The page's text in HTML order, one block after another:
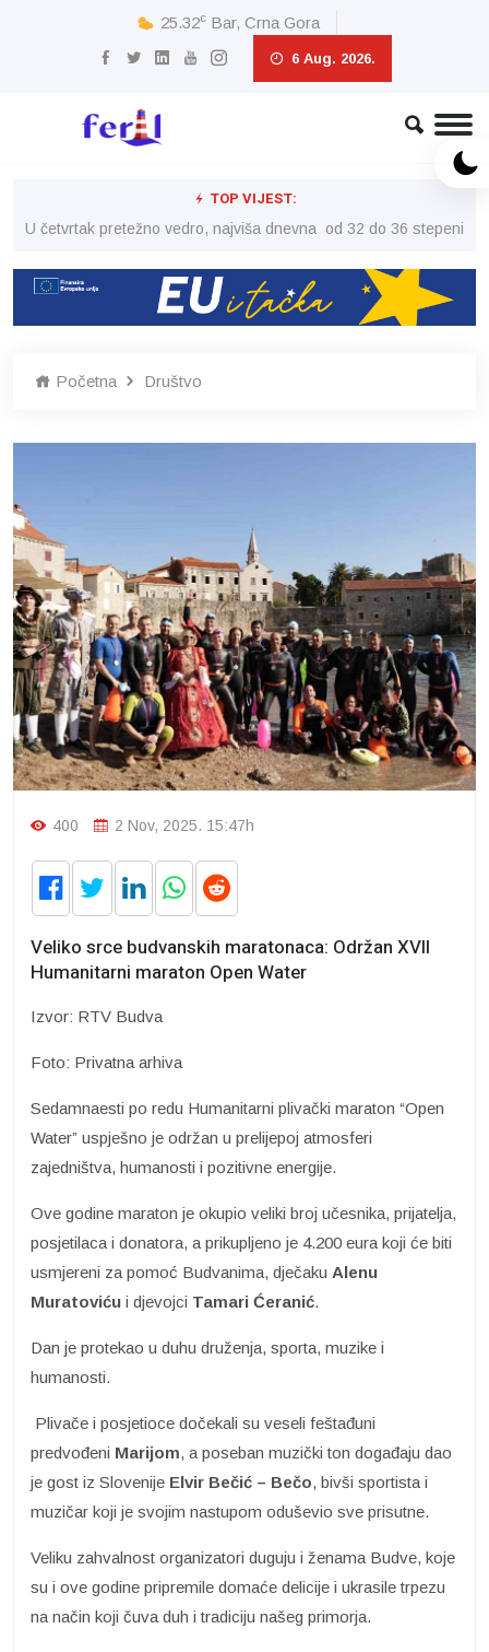
25.32c Bar, Crna Gora
6 Aug. 2026.
TOP VIJEST:
U četvrtak pretežno vedro, najviša dnevna od 32 do 36 stepeni
Početna Društvo
400 2 Nov, 2025. 15:47h
Veliko srce budvanskih maratonaca: Održan XVII
Humanitarni maraton Open Water
Izvor: RTV Budva
Foto: Privatna arhiva
Sedamnaesti po redu Humanitarni plivački maraton “Open
Water” uspješno je održan u prelijepoj atmosferi
zajedništva, humanosti i pozitivne energije.
Ove godine maraton je okupio veliki broj učesnika, prijatelja,
posjetilaca i donatora, a prikupljeno je 4.200 eura koji će biti
usmjereni za pomoć Budvanima, dječaku Alenu
Muratoviću i djevojci Tamari Ćeranić.
Dan je protekao u duhu druženja, sporta, muzike i
humanosti.
Plivače i posjetioce dočekali su veseli feštađuni
predvođeni Marijom, a poseban muzički ton događaju dao
je gost iz Slovenije Elvir Bečić – Bečo, bivši sportista i
muzičar koji je svojim nastupom oduševio sve prisutne.
Veliku zahvalnost organizatori duguju i ženama Budve, koje
su i ove godine pripremile domaće delicije i ukrasile trpezu
na način koji čuva duh i tradiciju našeg primorja.